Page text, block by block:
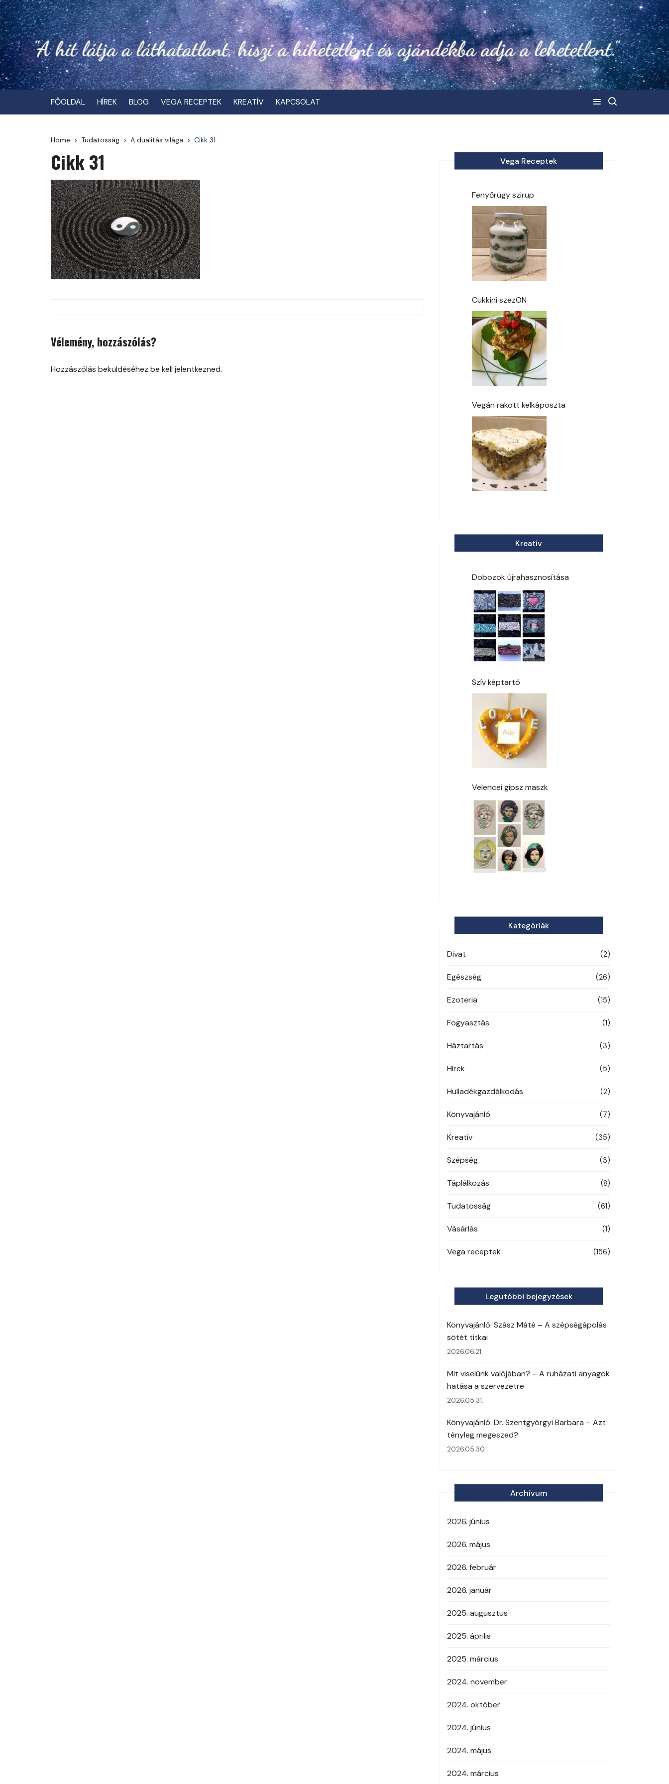
Skip
to
content
FŐOLDAL HÍREK BLOG VEGA RECEPTEK KREATÍV KAPCSOLAT
Home Tudatosság A dualitás világa Cikk 31
Cikk 31
navigation
Vélemény, hozzászólás?
Hozzászólás beküldéséhez be kell jelentkezned.
Vega Receptek
Fenyőrügy szirup
Cukkini szezON
Vegán rakott kelkáposzta
Kreatív
Dobozok újrahasznosítása
Szív képtartó
Velencei gipsz maszk
Kategóriák
Divat (2)
Egészség (26)
Ezoteria (15)
Fogyasztás (1)
Háztartás (3)
Hírek (5)
Hulladékgazdálkodás (2)
Könyvajánló (7)
Kreatív (35)
Szépség (3)
Táplálkozás (8)
Tudatosság (61)
Vásárlás (1)
Vega receptek (156)
Legutóbbi bejegyzések
Könyvajánló: Szász Máté – A szépségápolás
sötét titkai
2026.06.21.
Mit viselünk valójában? – A ruházati anyagok
hatása a szervezetre
2026.05.31.
Könyvajánló: Dr. Szentgyörgyi Barbara – Azt
tényleg megeszed?
2026.05.30.
Archívum
2026. június
2026. május
2026. február
2026. január
2025. augusztus
2025. április
2025. március
2024. november
2024. október
2024. június
2024. május
2024. március